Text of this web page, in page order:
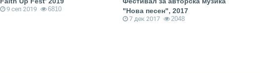
9 сеп 2019 6810
"Нова песен", 2017
7 дек 2017 2048